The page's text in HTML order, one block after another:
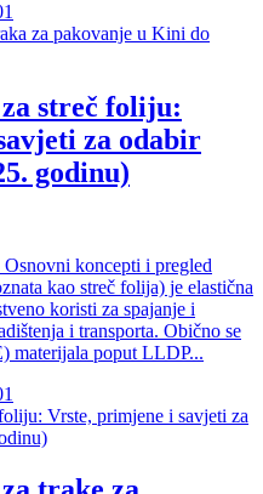
streč foliju:
za odabir
godinu)
koncepti i pregled
kao streč folija) je elastična
koristi za spajanje i
i transporta. Obično se
materijala poput LLDP...